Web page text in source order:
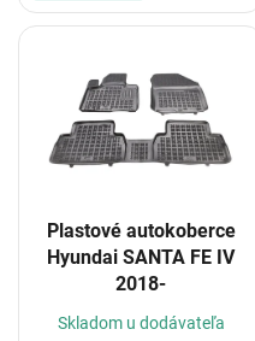
Plastové autokoberce
Hyundai SANTA FE IV
2018-
Skladom u dodávateľa